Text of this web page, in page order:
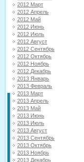
2012 Март
2012 Апрель
2012 Май
2012 Июнь
2012 Июль
2012 Август
2012 Сентябрь
2012 Октябрь
2012 Ноябрь
2012 Декабрь
2013 Январь
2013 Февраль
2013 Март
2013 Апрель
2013 Май
2013 Июнь
2013 Июль
2013 Август
2013 Сентябрь
2013 Октябрь
2013 Ноябрь
2013 Декабрь